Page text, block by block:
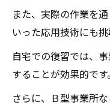
また、実際の作業を
いった応用技術にも挑
自宅での復習では、
することが効果的です。
さらに、Ｂ型事業所